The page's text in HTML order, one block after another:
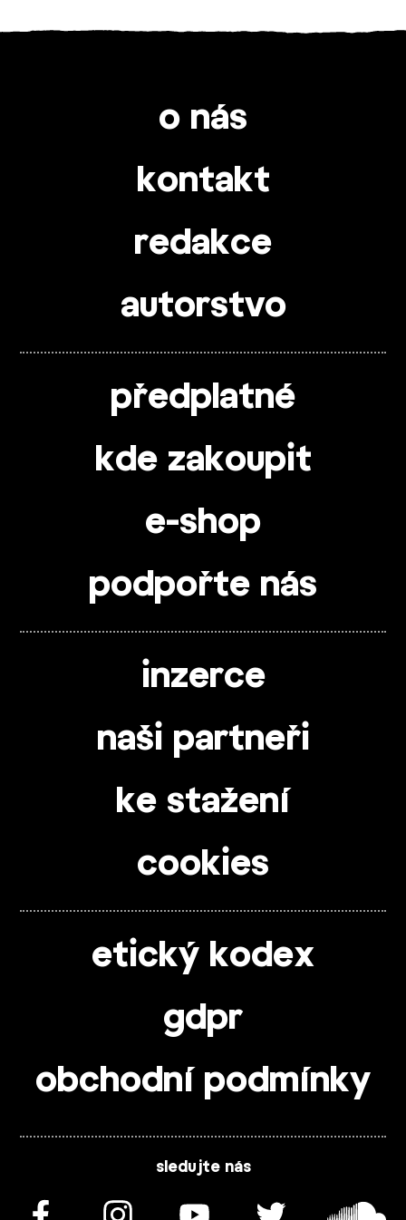
o nás
kontakt
redakce
autorstvo
předplatné
kde zakoupit
e-shop
podpořte nás
inzerce
naši partneři
ke stažení
cookies
etický kodex
gdpr
obchodní podmínky
sledujte nás